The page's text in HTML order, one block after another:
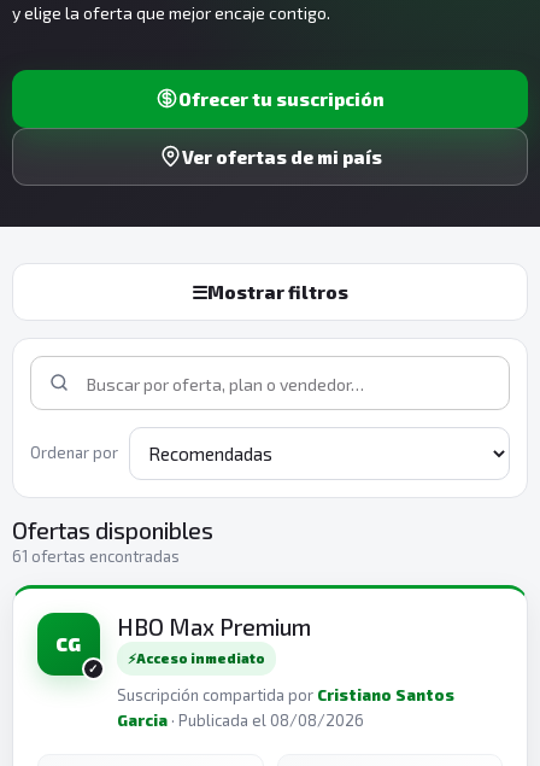
y elige la oferta que mejor encaje contigo.
Ofrecer tu suscripción
Ver ofertas de mi país
☰Mostrar filtros
Ordenar por
Ofertas disponibles
61 ofertas encontradas
CG
HBO Max Premium
⚡Acceso inmediato
Suscripción compartida por Cristiano Santos
Garcia · Publicada el 08/08/2026